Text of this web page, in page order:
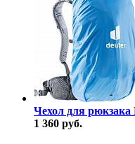
Чехол для
1 360 руб.